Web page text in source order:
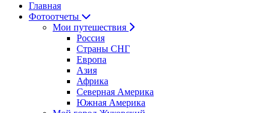
Главная
Фотоотчеты
Мои путешествия
Россия
Страны СНГ
Европа
Азия
Африка
Северная Америка
Южная Америка